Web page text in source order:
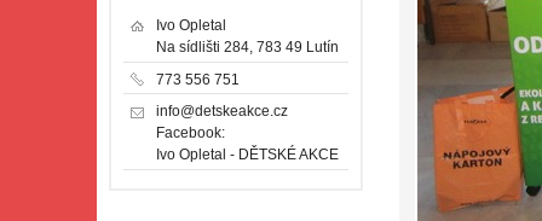
Ivo Opletal
Na sídlišti 284, 783 49 Lutín
773 556 751
info@detskeakce.cz
Facebook:
Ivo Opletal - DĚTSKÉ AKCE